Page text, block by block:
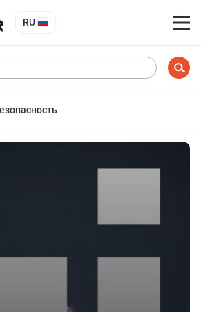
RU